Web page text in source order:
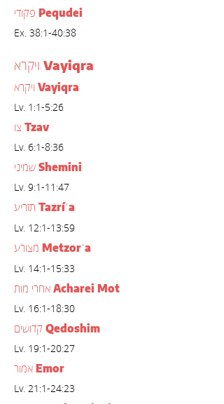
פקודי Pequdei
Ex. 38:1-40:38
ויקרא Vayiqra
ויקרא Vayiqra
Lv. 1:1-5:26
צו Tzav
Lv. 6:1-8:36
Shemini
Lv. 9:1-11:47
תזריע Tazríʿa
Lv. 12:1-13:59
מצורע Metzorʿa
Lv. 14:1-15:33
אחרי מות Acharei Mot
Lv. 16:1-18:30
קדושים Qedoshim
Lv. 19:1-20:27
אמור Emor
Lv. 21:1-24:23